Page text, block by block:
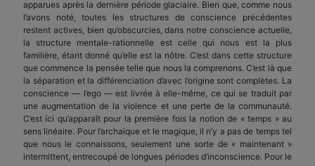
apparues après la dernière période glaciaire. Bien que, comme nous
l’avons noté, toutes les structures de conscience précédentes
restent actives, bien qu’obscurcies, dans notre conscience actuelle,
la structure mentale-rationnelle est celle qui nous est la plus
familière, étant donné qu’elle est la nôtre. C’est dans cette structure
que commence la pensée telle que nous la comprenons. C’est là que
la séparation et la différenciation d’avec l’origine sont complètes. La
conscience — l’ego — est livrée à elle-même, ce qui se traduit par
une augmentation de la violence et une perte de la communauté.
C’est ici qu’apparaît pour la première fois la notion de « temps » au
sens linéaire. Pour l’archaïque et le magique, il n’y a pas de temps tel
que nous le connaissons, seulement une sorte de « maintenant »
intermittent, entrecoupé de longues périodes d’inconscience. Pour le